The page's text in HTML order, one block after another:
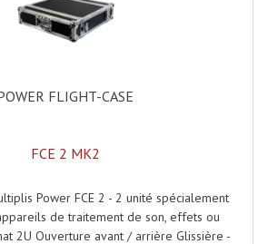
Packs Sono
Amplifiées Actives
Retours De Scène
De Basse Amplifié
Caissons De Basses
FLIGHT-CASE
FCE 2 MK2
Power FCE 2 - 2 unité spécialement
de traitement de son, effets ou
2U Ouverture avant / arrière Glissière -